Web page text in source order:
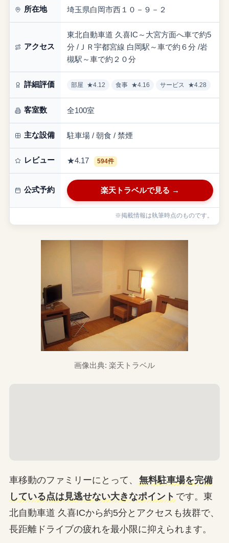
所在地 埼玉県白岡市西１０－９－２
アクセス
東北自動車道 久喜IC～大宮方面へ車で約5
分 /ＪＲ宇都宮線 白岡駅～車で約６分 /岩
槻駅～車で約２０分
詳細評価 部屋 ★4.12 食事 ★4.16 サービス ★4.28
客室数 全100室
主な設備 駐車場 / 朝食 / 禁煙
レビュー ★4.17 594件
公式予約 楽天トラベルで見る →
※掲載情報は執筆時点のものです。
画像出典: 楽天トラベル
車移動のファミリーにとって、
無料駐車場を完備
している点は見逃せない大きなポイント です。東
北自動車道 久喜ICから約5分とアクセスも抜群で、
長距離ドライブの疲れを最小限に抑えられます。